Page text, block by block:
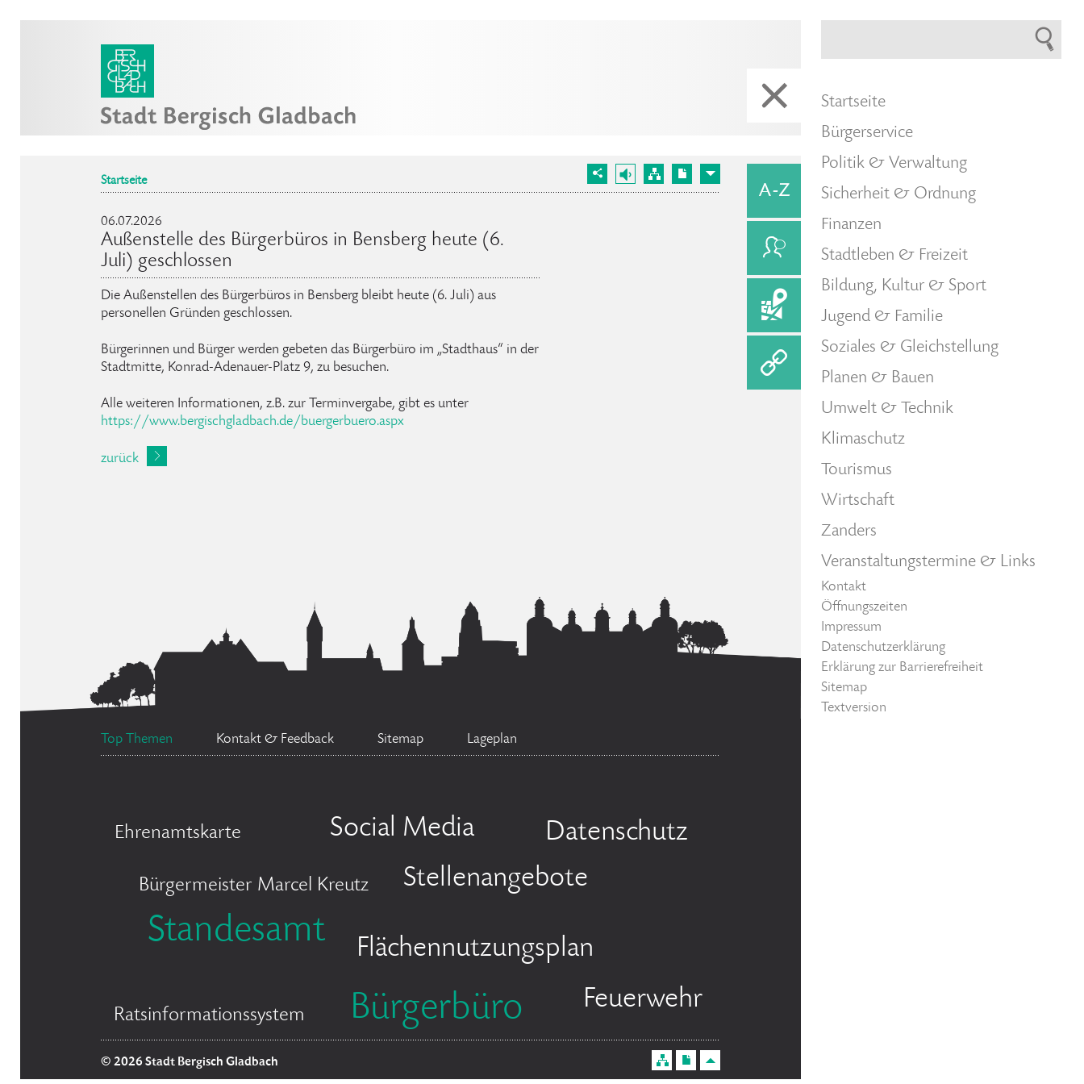
Startseite
06.07.2026
Außenstelle des Bürgerbüros in Bensberg heute (6.
Juli) geschlossen
Die Außenstellen des Bürgerbüros in Bensberg bleibt heute (6. Juli) aus
personellen Gründen geschlossen.
Bürgerinnen und Bürger werden gebeten das Bürgerbüro im „Stadthaus“ in der
Stadtmitte, Konrad-Adenauer-Platz 9, zu besuchen.
Alle weiteren Informationen, z.B. zur Terminvergabe, gibt es unter
https://www.bergischgladbach.de/buergerbuero.aspx
zurück
Top Themen Kontakt & Feedback Sitemap Lageplan
Ehrenamtskarte Social Media Datenschutz
Bürgermeister Marcel Kreutz Stellenangebote
Standesamt Flächennutzungsplan
Ratsinformationssystem Bürgerbüro Feuerwehr
© 2026 Stadt Bergisch Gladbach
Startseite
Bürgerservice
Politik & Verwaltung
Sicherheit & Ordnung
Finanzen
Stadtleben & Freizeit
Bildung, Kultur & Sport
Jugend & Familie
Soziales & Gleichstellung
Planen & Bauen
Umwelt & Technik
Klimaschutz
Tourismus
Wirtschaft
Zanders
Veranstaltungstermine & Links
Kontakt
Öffnungszeiten
Impressum
Datenschutzerklärung
Erklärung zur Barrierefreiheit
Sitemap
Textversion